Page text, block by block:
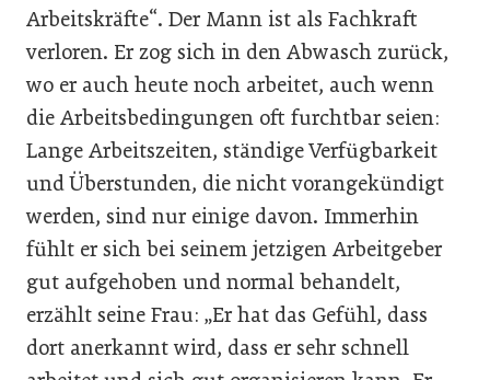
Arbeitskräfte“. Der Mann ist als Fachkraft
verloren. Er zog sich in den Abwasch zurück,
wo er auch heute noch arbeitet, auch wenn
die Arbeitsbedingungen oft furchtbar seien:
Lange Arbeitszeiten, ständige Verfügbarkeit
und Überstunden, die nicht vorangekündigt
werden, sind nur einige davon. Immerhin
fühlt er sich bei seinem jetzigen Arbeitgeber
gut aufgehoben und normal behandelt,
erzählt seine Frau: „Er hat das Gefühl, dass
dort anerkannt wird, dass er sehr schnell